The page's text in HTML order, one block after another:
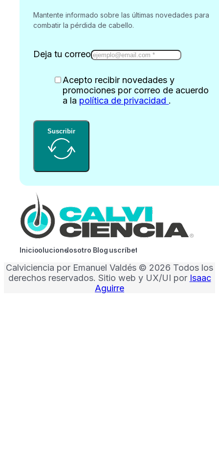
Mantente informado sobre las últimas novedades para
combatir la pérdida de cabello.
Deja tu correo
Acepto recibir novedades y
promociones por correo de acuerdo
a la política de privacidad .
Suscribir
InicioSolucionesNosotrosBlogSuscríbete
Calviciencia por Emanuel Valdés © 2026 Todos los
derechos reservados. Sitio web y UX/UI por Isaac
Aguirre